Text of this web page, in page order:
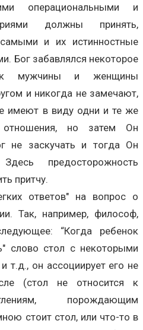
операциональными и
должны принять,
и их истинностные
Бог забавлялся некоторое
мужчины и женщины
и никогда не замечают,
имеют в виду одни и те же
но затем Он
не заскучать и тогда Он
предосторожность
притчу.
ответов" на вопрос о
Так, например, философ,
“Когда ребенок
слово стол с некоторыми
т.д., он ассоциирует его не
(стол не относится к
порождающим
стоит стол, или что-то в